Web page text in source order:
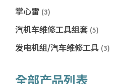
掌心雷 (3)
汽机车维修工具组套 (5)
发电机组/汽车维修工具 (3)
全部产品列表